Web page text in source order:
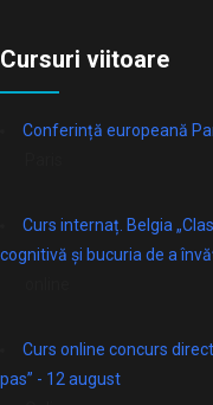
Cursuri viitoare
Conferință europeană
Curs internaț. Belgia
cognitivă și bucuria de a
Curs online concurs
pas” - 12 august